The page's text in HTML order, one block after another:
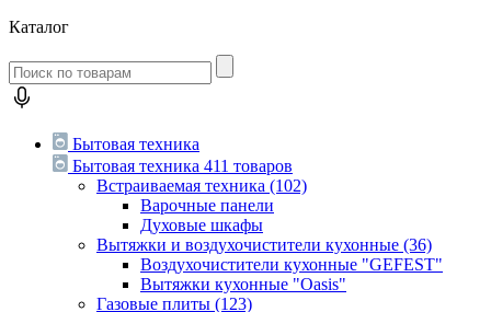
Каталог
Бытовая техника
Бытовая техника 411 товаров
Встраиваемая техника (102)
Варочные панели
Духовые шкафы
Вытяжки и воздухочистители кухонные (36)
Воздухочистители кухонные "GEFEST"
Вытяжки кухонные "Oasis"
Газовые плиты (123)